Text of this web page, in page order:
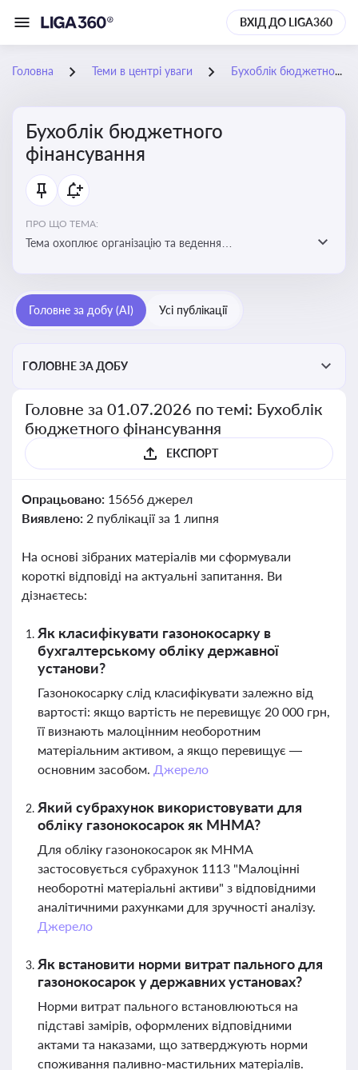
ВХІД ДО LIGA360
Головна Теми в центрі уваги Бухоблік бюджетного фінансування
Бухоблік бюджетного
фінансування
ПРО ЩО ТЕМА:
Тема охоплює організацію та ведення
Головне за добу (AI) Усі публікації
ГОЛОВНЕ ЗА ДОБУ
Головне за 01.07.2026 по темі: Бухоблік
бюджетного фінансування
ЕКСПОРТ
Опрацьовано: 15656 джерел
Виявлено: 2 публікації за 1 липня
На основі зібраних матеріалів ми сформували
короткі відповіді на актуальні запитання. Ви
дізнаєтесь:
Як класифікувати газонокосарку в
бухгалтерському обліку державної
установи?
Газонокосарку слід класифікувати залежно від
вартості: якщо вартість не перевищує 20 000 грн,
її визнають малоцінним необоротним
матеріальним активом, а якщо перевищує —
основним засобом. Джерело
Який субрахунок використовувати для
обліку газонокосарок як МНМА?
Для обліку газонокосарок як МНМА
застосовується субрахунок 1113 "Малоцінні
необоротні матеріальні активи" з відповідними
аналітичними рахунками для зручності аналізу.
Джерело
Як встановити норми витрат пального для
газонокосарок у державних установах?
Норми витрат пального встановлюються на
підставі замірів, оформлених відповідними
актами та наказами, що затверджують норми
споживання паливно-мастильних матеріалів.